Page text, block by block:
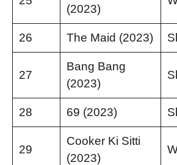
(2023)
26 The Maid (2023)
27
Bang Bang
(2023)
28 69 (2023)
29
Cooker Ki Sitti
(2023)